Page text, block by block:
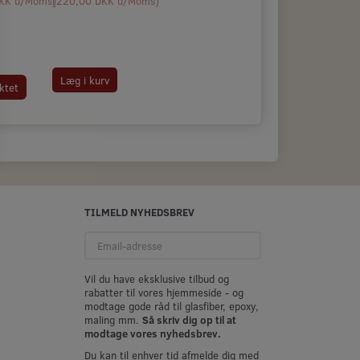
Læg i kurv
TILMELD NYHEDSBREV
adresse
Vil du have eksklusive tilbud og
rabatter til vores hjemmeside - og
modtage gode råd til glasfiber, epoxy,
maling mm. Så skriv dig op til at
modtage vores nyhedsbrev.
Du kan til enhver tid afmelde dig med